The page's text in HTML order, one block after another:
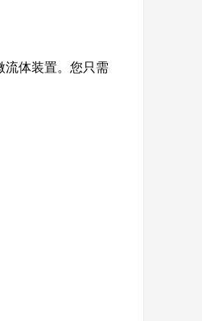
流体装置。您只需